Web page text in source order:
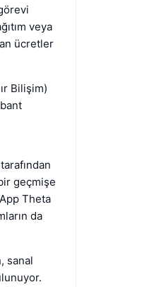
veya
ücretler
Bilişim)
geçmişe
Theta
da
sanal